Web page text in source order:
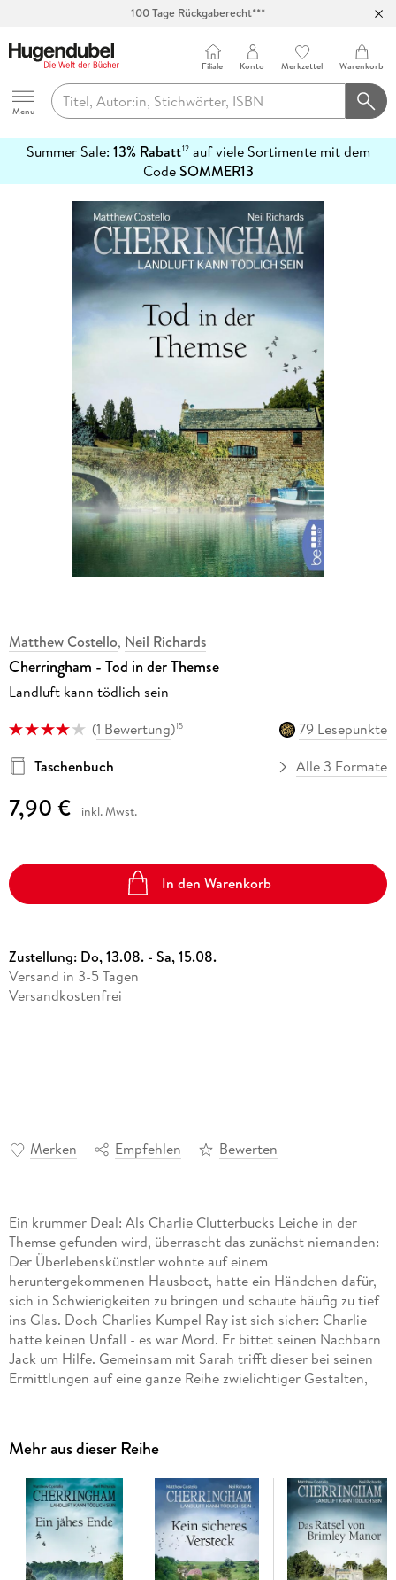
100 Tage Rückgaberecht***
Hugendubel
Menu
Filiale Konto Merkzettel Warenkorb
Summer Sale: 13% Rabatt12auf viele Sortimente mit dem
CodeSOMMER13
erfahren
Matthew Costello, Neil Richards
Cherringham - Tod in der Themse
Landluft kann tödlich sein
(1 Bewertung)15
79 Lesepunkte
Taschenbuch
Alle 3 Formate
7,90 € inkl. Mwst.
In den Warenkorb
Zustellung: Do, 13.08. - Sa, 15.08.
Versand in 3-5 Tagen
Versandkostenfrei
Merken Empfehlen Bewerten
Ein krummer Deal: Als Charlie Clutterbucks Leiche in der
Themse gefunden wird, überrascht das zunächst niemanden:
Der Überlebenskünstler wohnte auf einem
heruntergekommenen Hausboot, hatte ein Händchen dafür,
sich in Schwierigkeiten zu bringen und schaute häufig zu tief
ins Glas. Doch Charlies Kumpel Ray ist sich sicher: Charlie
hatte keinen Unfall - es war Mord. Er bittet seinen Nachbarn
Jack um Hilfe. Gemeinsam mit Sarah trifft dieser bei seinen
Ermittlungen auf eine ganze Reihe zwielichtiger Gestalten,
Mehr aus dieser Reihe